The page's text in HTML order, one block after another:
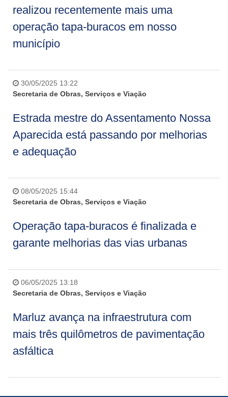
realizou recentemente mais uma
operação tapa-buracos em nosso
município
30/05/2025 13:22
Secretaria de Obras, Serviços e Viação
Estrada mestre do Assentamento Nossa
Aparecida está passando por melhorias
e adequação
08/05/2025 15:44
Secretaria de Obras, Serviços e Viação
Operação tapa-buracos é finalizada e
garante melhorias das vias urbanas
06/05/2025 13:18
Secretaria de Obras, Serviços e Viação
Marluz avança na infraestrutura com
mais três quilômetros de pavimentação
asfáltica